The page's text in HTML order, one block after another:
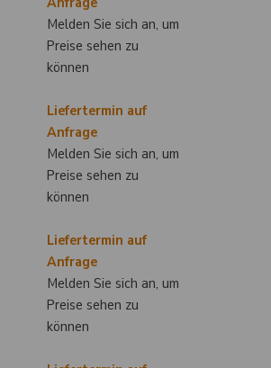
Melden Sie sich an, um
Preise sehen zu
können
Liefertermin auf
Anfrage
Melden Sie sich an, um
Preise sehen zu
können
Liefertermin auf
Anfrage
Melden Sie sich an, um
Preise sehen zu
können